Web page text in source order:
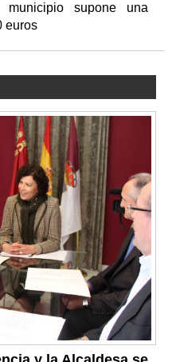
supone una
euros